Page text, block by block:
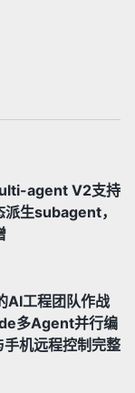
agent V2支持
生subagent，
AI工程团队作战
多Agent并行编
机远程控制完整